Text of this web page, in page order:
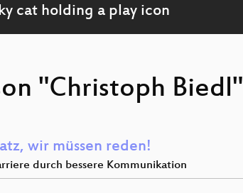
"Christoph
wir müssen reden!
durch bessere Kommunikation